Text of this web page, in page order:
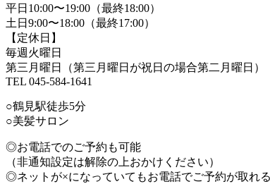
平日10:00〜19:00（最終18:00）
土日9:00〜18:00（最終17:00）
【定休日】
毎週火曜日
第三月曜日（第三月曜日が祝日の場合第二月曜日）
TEL 045-584-1641
○鶴見駅徒歩5分
○美髪サロン
◎お電話でのご予約も可能
（非通知設定は解除の上おかけください）
◎ネットが×になっていてもお電話でご予約が取れ